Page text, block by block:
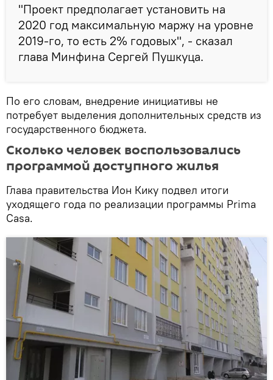
"Проект предполагает установить на
2020 год максимальную маржу на уровне
2019-го, то есть 2% годовых", - сказал
глава Минфина Сергей Пушкуца.
По его словам, внедрение инициативы не
потребует выделения дополнительных средств из
государственного бюджета.
Сколько человек воспользовались
программой доступного жилья
Глава правительства Ион Кику подвел итоги
уходящего года по реализации программы Prima
Casa.